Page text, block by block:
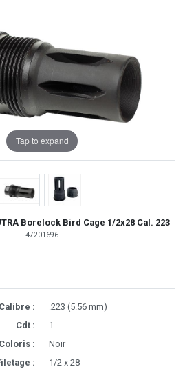
Tap to expand
Borelock Bird Cage 1/2x28 Cal. 223
47201696
Calibre :
.223 (5.56 mm)
Cdt :
1
Coloris :
Noir
:
1/2 x 28